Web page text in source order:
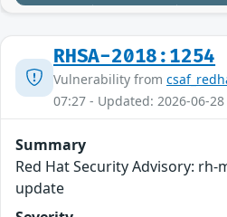
RHSA-2018:1254
Vulnerability from
07:27 - Updated: 2026-06-
Summary
Red Hat Security Advisory:
update